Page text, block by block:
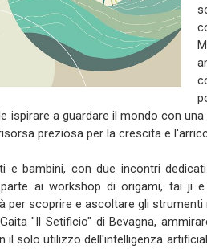
ispirare a guardare il mondo con
preziosa per la crescita e
e bambini, con due incontri
ai workshop di origami, tai ji
per scoprire e ascoltare gli
"Il Setificio" di Bevagna,
il solo utilizzo dell'intelligenza